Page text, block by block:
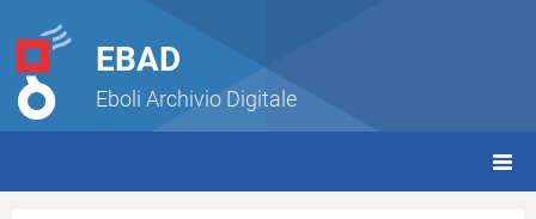
EBAD
Eboli Archivio Digitale